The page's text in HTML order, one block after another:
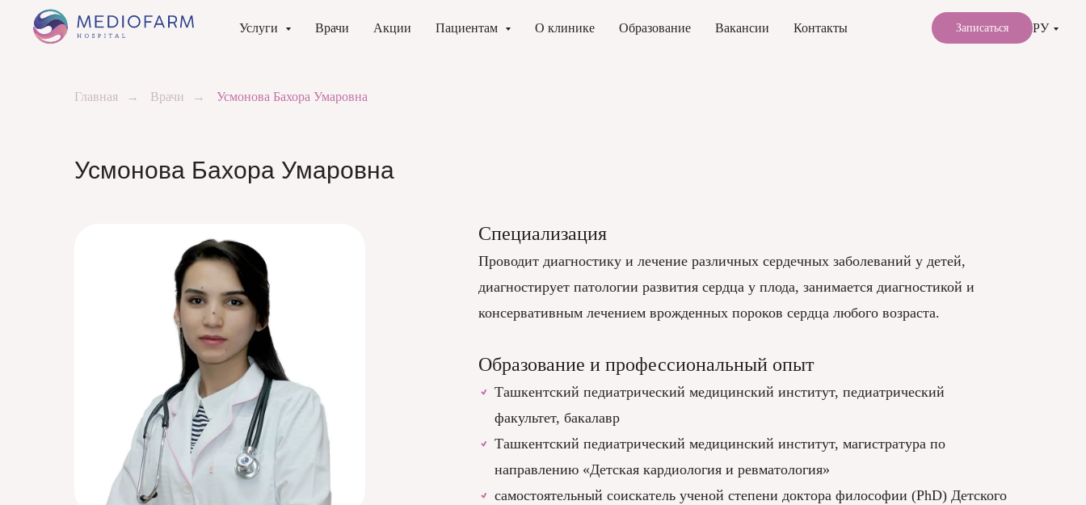
Услуги Врачи Акции Пациентам О клинике Образование Вакансии Контакты Записаться РУ
Главная → Врачи → Усмонова Бахора Умаровна
Усмонова Бахора Умаровна
Специализация
Проводит диагностику и лечение различных сердечных заболеваний у детей,
диагностирует патологии развития сердца у плода, занимается диагностикой и
консервативным лечением врожденных пороков сердца любого возраста.
Образование и профессиональный опыт
Ташкентский педиатрический медицинский институт, педиатрический
факультет, бакалавр
Ташкентский педиатрический медицинский институт, магистратура по
направлению «Детская кардиология и ревматология»
самостоятельный соискатель ученой степени доктора философии (PhD) Детского